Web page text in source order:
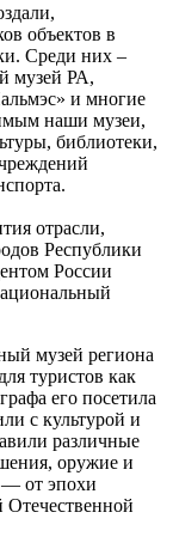
объектов в
Среди них –
музей РА,
и многие
наши музеи,
библиотеки,
отрасли,
Республики
России
музей региона
туристов как
его посетила
с культурой и
различные
оружие и
— от эпохи